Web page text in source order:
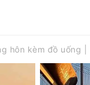
hôn kèm đồ uống |